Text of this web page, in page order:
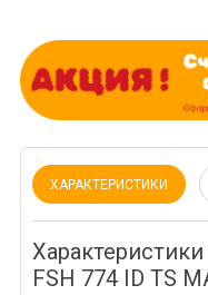
ХАРАКТЕРИСТИКИ
FSH 774 ID TS